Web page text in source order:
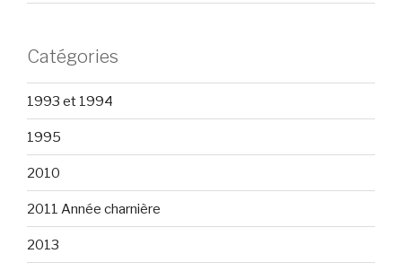
Catégories
1993 et 1994
1995
2010
2011 Année charnière
2013